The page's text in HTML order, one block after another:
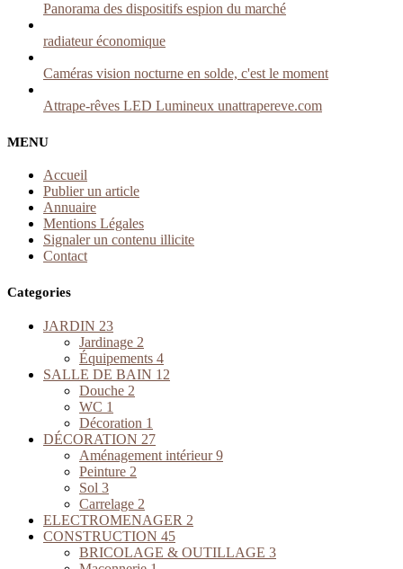
Panorama des dispositifs espion du marché
radiateur économique
Caméras vision nocturne en solde, c'est le moment
Attrape-rêves LED Lumineux unattrapereve.com
MENU
Accueil
Publier un article
Annuaire
Mentions Légales
Signaler un contenu illicite
Contact
Categories
JARDIN 23
Jardinage 2
Équipements 4
SALLE DE BAIN 12
Douche 2
WC 1
Décoration 1
DÉCORATION 27
Aménagement intérieur9
Peinture 2
Sol 3
Carrelage 2
ELECTROMENAGER 2
CONSTRUCTION 45
BRICOLAGE & OUTILLAGE 3